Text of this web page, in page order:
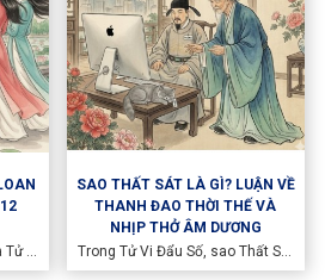
Vi
SAO THẤT SÁT LÀ GÌ? LUẬN VỀ
THANH ĐAO THỜI THẾ VÀ
NHỊP THỞ ÂM DƯƠNG
Trong Tử Vi Đẩu Số, sao Thất Sát
thuộc hành Kim, mang khí cương